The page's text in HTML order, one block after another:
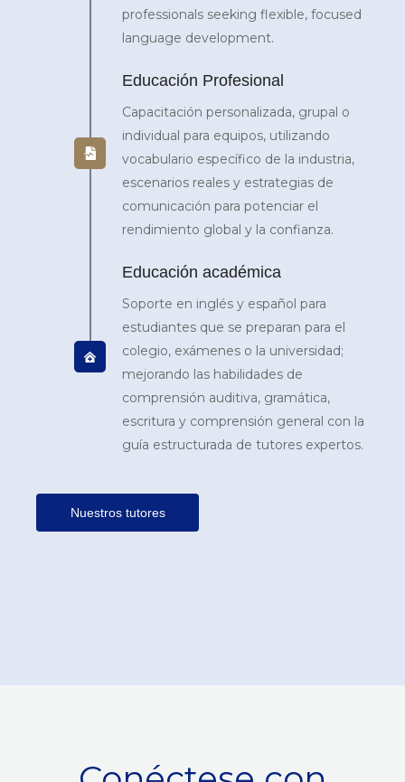
professionals seeking flexible, focused
language development.
Educación Profesional
Capacitación personalizada, grupal o
individual para equipos, utilizando
vocabulario específico de la industria,
escenarios reales y estrategias de
comunicación para potenciar el
rendimiento global y la confianza.
Educación académica
Soporte en inglés y español para
estudiantes que se preparan para el
colegio, exámenes o la universidad;
mejorando las habilidades de
comprensión auditiva, gramática,
escritura y comprensión general con la
guía estructurada de tutores expertos.
Nuestros tutores